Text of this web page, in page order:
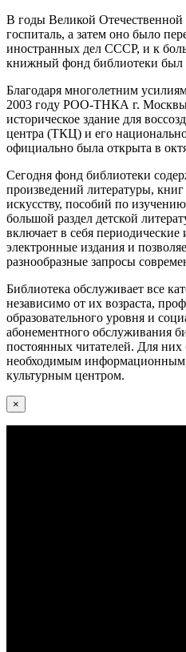
В годы Великой Отечественной
госпиталь, а затем оно было
иностранных дел СССР, и к
книжный фонд библиотеки был
Благодаря многолетним
2003 году РОО-ТНКА г. Москвы
историческое здание для
центра (ТКЦ) и его
официально была открыта в
Сегодня фонд библиотеки
произведений литературы,
искусству, пособий по
большой раздел детской
включает в себя периодические
электронные издания и
разнообразные запросы
Библиотека обслуживает все
независимо от их возраста,
образовательного уровня и
абонементного обслуживания
постоянных читателей. Для них
необходимым
культурным центром.
×